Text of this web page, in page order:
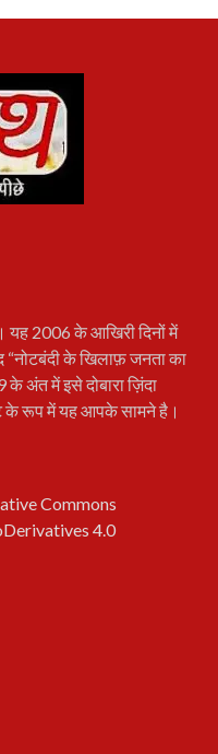
यह 2006 के आखिरी दिनों में
के खिलाफ़ जनता का
के अंत में इसे दोबारा ज़िंदा
के रूप में यह आपके सामने है।
Commons
4.0